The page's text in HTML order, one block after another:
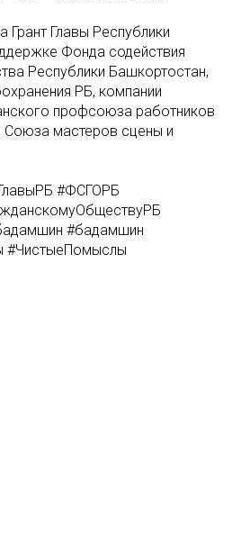
Грант Главы Республики
Фонда содействия
Республики Башкортостан,
РБ, компании
профсоюза работников
мастеров сцены и
#ФСГОРБ
#бадамшин
#ЧистыеПомыслы